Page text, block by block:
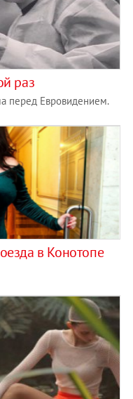
раз
перед Евровидением.
в Конотопе